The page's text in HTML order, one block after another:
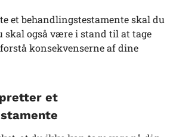
et behandlingstestamente skal du
skal også være i stand til at tage
konsekvenserne af dine
et